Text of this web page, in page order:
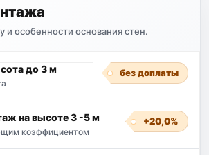
и особенности основания стен.
до 3 м без доплаты
на высоте 3 -5 м
коэффициентом
+20,0%